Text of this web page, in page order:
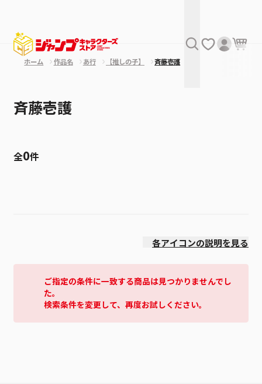
ホーム 作品名 あ行 【推しの子】 斉藤壱護
斉藤壱護
全0件
各アイコンの説明を見る
ご指定の条件に一致する商品は見つかりませんでし
た。
検索条件を変更して、再度お試しください。